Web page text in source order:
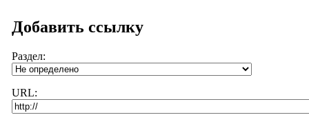
Добавить ссылку
Раздел:
URL: